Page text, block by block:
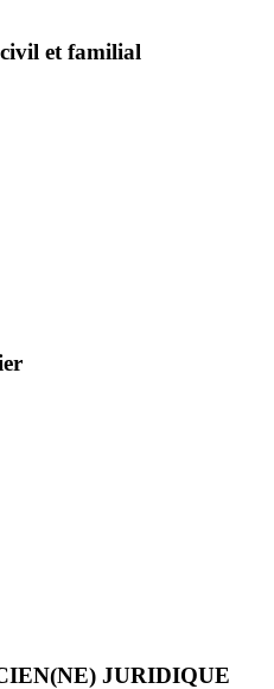
et familial
JURIDIQUE